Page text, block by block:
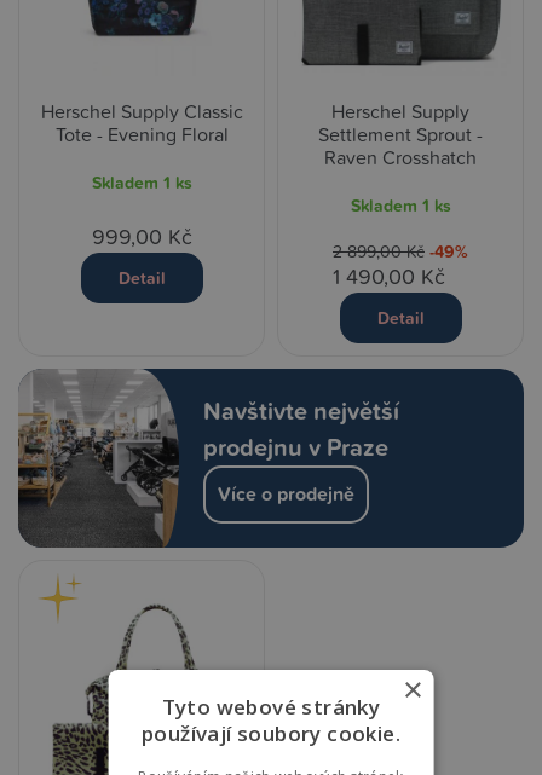
Navštivte největší
prodejnu v Praze
Více o prodejně
Herschel Supply Classic
Tote - Evening Floral
Skladem 1 ks
999,00 Kč
Detail
Herschel Supply
Settlement Sprout -
Raven Crosshatch
Skladem 1 ks
2 899,00 Kč -49%
1 490,00 Kč
Detail
×
Tyto webové stránky
používají soubory cookie.